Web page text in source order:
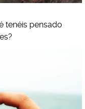
tenéis pensado